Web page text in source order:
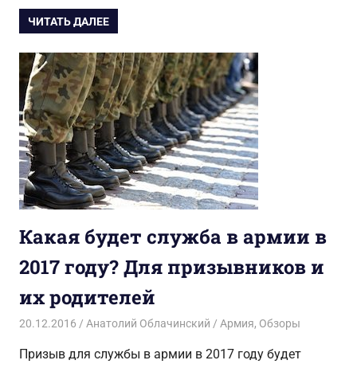
ЧИТАТЬ ДАЛЕЕ
Какая будет служба в армии в
2017 году? Для призывников и
их родителей
20.12.2016 Анатолий Облачинский Армия, Обзоры
Призыв для службы в армии в 2017 году будет